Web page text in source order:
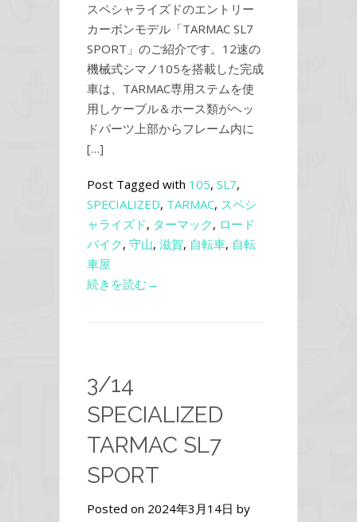
スペシャライズドのエントリー
カーボンモデル「TARMAC SL7
SPORT」のご紹介です。12速の
機械式シマノ105を搭載した完成
車は、TARMAC専用ステムを使
用しケーブル＆ホース類がヘッ
ドパーツ上部からフレーム内に
[…]
Post Tagged with 105, SL7,
SPECIALIZED, TARMAC, スペシ
ャライズド, ターマック, ロード
バイク, 守山, 滋賀, 自転車, 自転
車屋
続きを読む→
3/14
SPECIALIZED
TARMAC SL7
SPORT
Posted on 2024年3月14日 by